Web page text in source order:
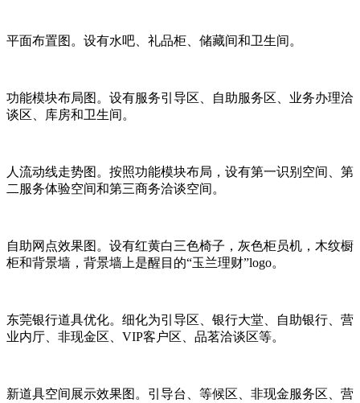
平面布置图。设有水吧、礼品柜、储藏间和卫生间。
功能模块布局图。设有服务引导区、自助服务区、业务办理洽
谈区、库房和卫生间。
人流动线走势图。按照功能模块布局，设有第一识别空间、第
二服务体验空间和第三商务洽谈空间。
自助网点效果图。设有红黄白三色椅子，灰色柜员机，木纹橱
柜和背景墙，背景墙上是醒目的“玉兰理财”logo。
东莞银行道具优化。细化为引导区、银行大堂、自助银行、营
业内厅、非现金区、VIP客户区、品茗洽谈区等。
新道具空间展示效果图。引导台、等候区、非现金服务区、营